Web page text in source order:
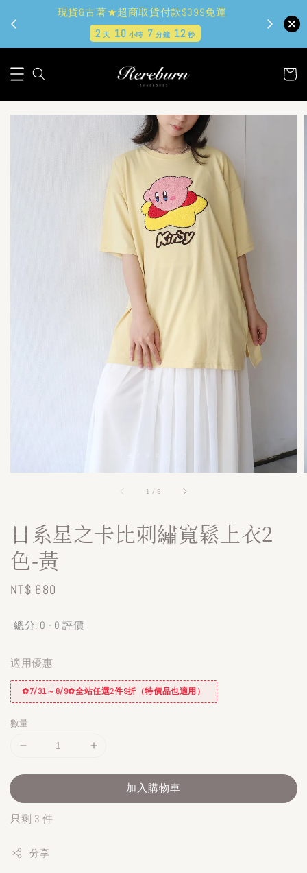
現貨&古著★超商取貨付款$399免運
2 天 10 小時 7 分鐘 10秒
1 / 9
日系星之卡比刺繡寬鬆上衣2
色-黃
Regular
NT$ 680
總分: 0 - 0 評價
適用優惠
✿7/31～8/9✿全站任選2件9折（特價品也適用）
數量
加入購物車
只剩 3 件
分享